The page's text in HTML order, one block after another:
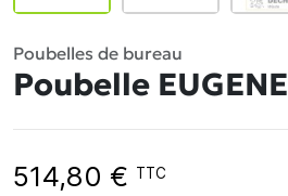
Poubelles de bureau
Poubelle EUGENE
514,80 € TTC